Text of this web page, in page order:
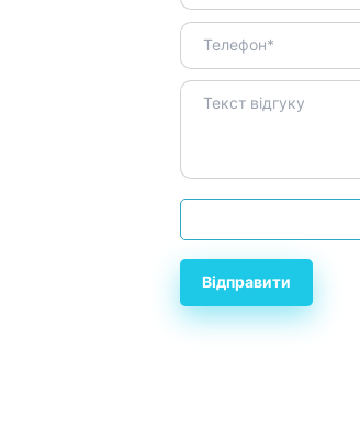
Відправити